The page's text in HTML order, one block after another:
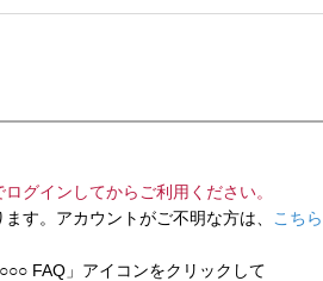
グインしてからご利用ください。
す。アカウントがご不明な方は、
こちら
FAQ」アイコンをクリックして